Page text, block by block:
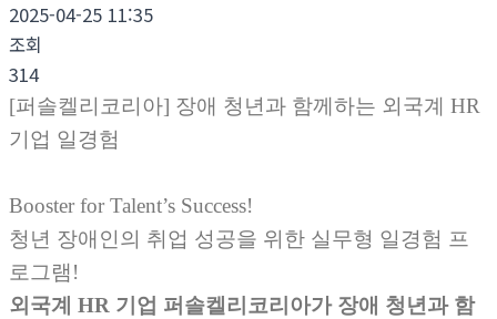
2025-04-25 11:35
조회
314
[퍼솔켈리코리아] 장애 청년과 함께하는 외국계 HR
기업 일경험
Booster for Talent’s Success!
청년 장애인의 취업 성공을 위한 실무형 일경험 프
로그램!
외국계 HR 기업 퍼솔켈리코리아가 장애 청년과 함